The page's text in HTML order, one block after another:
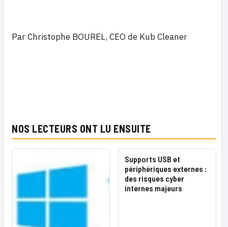
Par Christophe BOUREL, CEO de Kub Cleaner
NOS LECTEURS ONT LU ENSUITE
Supports USB et
périphériques externes :
des risques cyber
internes majeurs